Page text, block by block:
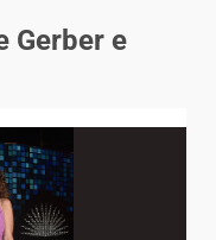
Gerber e